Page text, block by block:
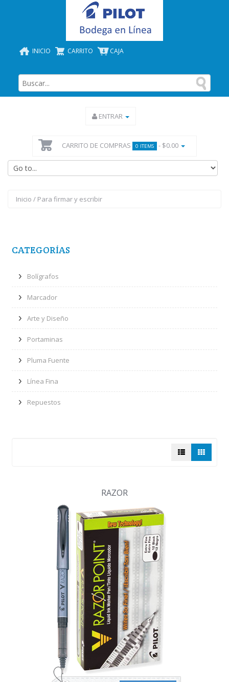
INICIO CARRITO CAJA
ENTRAR
CARRITO DE COMPRAS 0 ITEMS - $0.00
Inicio / Para firmar y escribir
CATEGORÍAS
Bolígrafos
Marcador
Arte y Diseño
Portaminas
Pluma Fuente
Línea Fina
Repuestos
RAZOR